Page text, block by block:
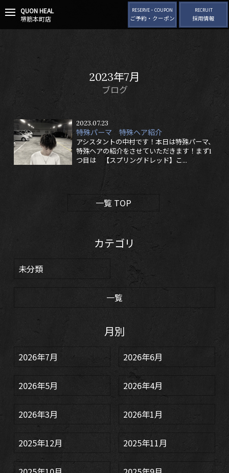
QUON HEAL
堺筋本町店
RESERVE・COUPON
ご予約・クーポン
RECRUIT
採用情報
2023年7月
ブログ
2023.07.23
特殊パーマ 特殊ヘア紹介
アシスタントの中村です！本日は特殊パーマ、
特殊ヘアの紹介をさせていただきます！まず1
つ目は 【スプリングドレッド】こ...
一覧 TOP
カテゴリ
未分類
一覧
月別
2026年7月 2026年6月
2026年5月 2026年4月
2026年3月 2026年1月
2025年12月 2025年11月
t
g
a
o